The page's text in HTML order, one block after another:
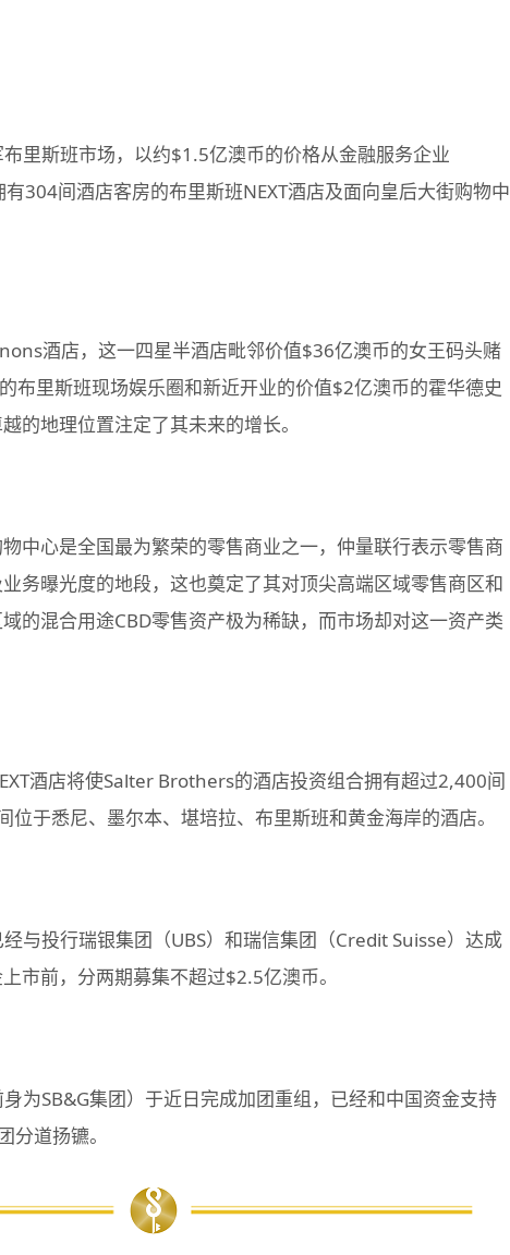
里斯班市场，以约$1.5亿澳币的价格从金融服务企业
304间酒店客房的布里斯班NEXT酒店及面向皇后大街购物中
酒店，这一四星半酒店毗邻价值$36亿澳币的女王码头赌
布里斯班现场娱乐圈和新近开业的价值$2亿澳币的霍华德史
的地理位置注定了其未来的增长。
中心是全国最为繁荣的零售商业之一，仲量联行表示零售商
务曝光度的地段，这也奠定了其对顶尖高端区域零售商区和
的混合用途CBD零售资产极为稀缺，而市场却对这一资产类
酒店将使Salter Brothers的酒店投资组合拥有超过2,400间
位于悉尼、墨尔本、堪培拉、布里斯班和黄金海岸的酒店。
与投行瑞银集团（UBS）和瑞信集团（Credit Suisse）达成
市前，分两期募集不超过$2.5亿澳币。
为SB&G集团）于近日完成加团重组，已经和中国资金支持
分道扬镳。